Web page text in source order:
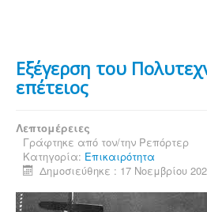
Εξέγερση του
επέτειος
Λεπτομέρειες
Γράφτηκε από τον/την Ρεπόρτερ
Κατηγορία: Επικαιρότητα
Δημοσιεύθηκε : 17 Νοεμβρίου